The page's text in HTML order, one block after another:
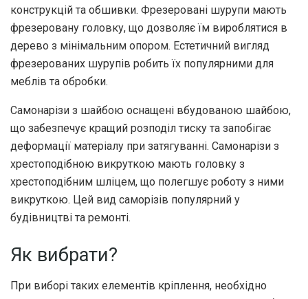
конструкцій та обшивки. Фрезеровані шурупи мають
фрезеровану головку, що дозволяє їм вироблятися в
дерево з мінімальним опором. Естетичний вигляд
фрезерованих шурупів робить їх популярними для
меблів та обробки.
Самонарізи з шайбою оснащені вбудованою шайбою,
що забезпечує кращий розподіл тиску та запобігає
деформації матеріалу при затягуванні. Самонарізи з
хрестоподібною викруткою мають головку з
хрестоподібним шліцем, що полегшує роботу з ними
викруткою. Цей вид саморізів популярний у
будівництві та ремонті.
Як вибрати?
При виборі таких елементів кріплення, необхідно